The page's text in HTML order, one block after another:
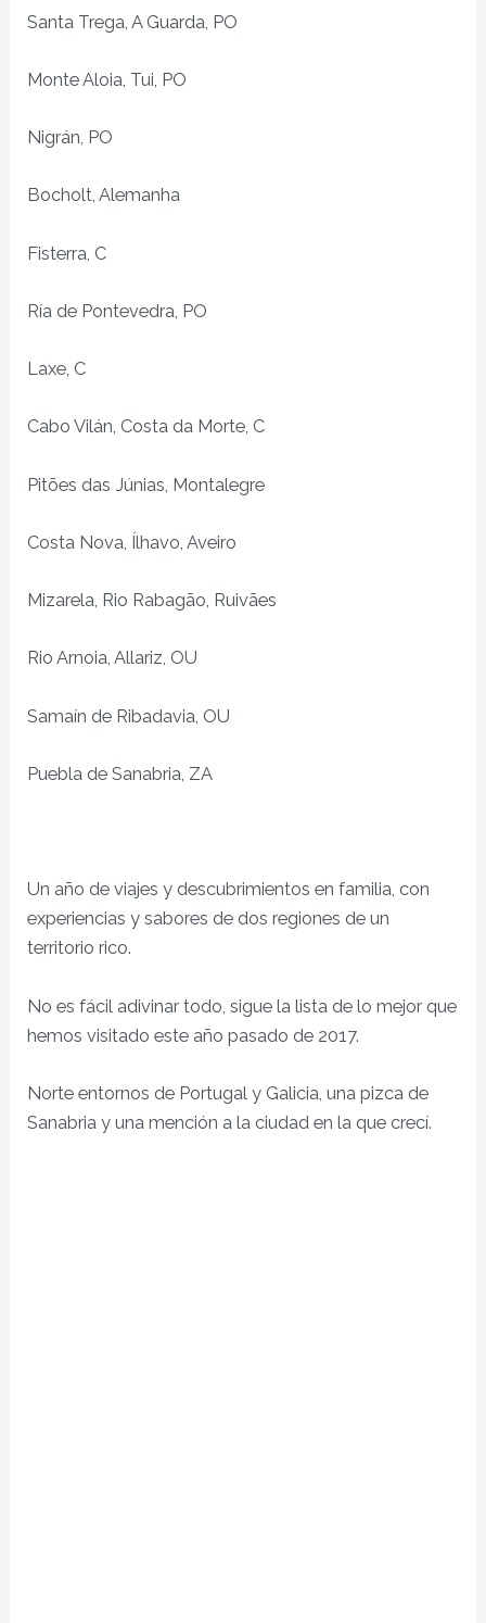
Santa Trega, A Guarda, PO
Monte Aloia, Tui, PO
Nigrán, PO
Bocholt, Alemanha
Fisterra, C
Ría de Pontevedra, PO
Laxe, C
Cabo Vilán, Costa da Morte, C
Pitões das Júnias, Montalegre
Costa Nova, Ílhavo, Aveiro
Mizarela, Rio Rabagão, Ruivães
Rio Arnoia, Allariz, OU
Samaín de Ribadavia, OU
Puebla de Sanabria, ZA
Un año de viajes y descubrimientos en familia, con
experiencias y sabores de dos regiones de un
territorio rico.
No es fácil adivinar todo, sigue la lista de lo mejor que
hemos visitado este año pasado de 2017.
Norte entornos de Portugal y Galicia, una pizca de
Sanabria y una mención a la ciudad en la que crecí.